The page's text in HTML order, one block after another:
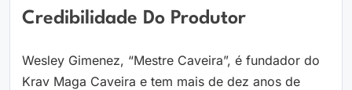
Credibilidade Do Produtor
Wesley Gimenez, “Mestre Caveira”, é fundador do
Krav Maga Caveira e tem mais de dez anos de